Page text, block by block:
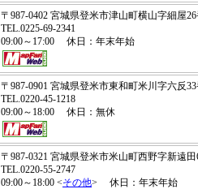
〒987-0402 宮城県登米市津山町横山字細屋
TEL.0225-69-2341
09:00～17:00 休日：年末年始
〒987-0901 宮城県登米市東和町米川字六反
TEL.0220-45-1218
09:00～18:00 休日：無休
〒987-0321 宮城県登米市米山町西野字新遠
TEL.0220-55-2747
09:00～18:00 <その他> 休日：年末年始